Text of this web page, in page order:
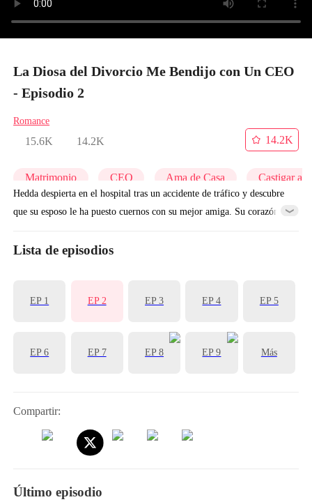
La Diosa del Divorcio Me Bendijo con Un CEO
- Episodio 2
Romance
15.6K 14.2K
14.2K
Matrimonio CEO Ama de Casa Castigar al
Hedda despierta en el hospital tras un accidente de tráfico y descubre
que su esposo le ha puesto cuernos con su mejor amiga. Su corazón
a Hedda con 50 millones de dólares. Hedda regresa a su vida y decide
Lista de episodios
EP 1 EP 2 EP 3 EP 4 EP 5
EP 6 EP 7 EP 8 EP 9 Más
Compartir:
Último episodio